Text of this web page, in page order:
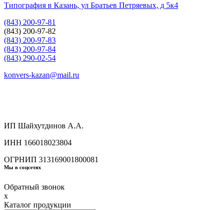
Типография в Казань, ул Братьев Петряевых, д 5к4
(843) 200-97-81
(843) 200-97-82
(843) 200-97-83
(843) 200-97-84
(843) 290-02-54
konvers-kazan@mail.ru
ИП Шайхутдинов А.А.
ИНН 166018023804
ОГРНИП 313169001800081
Мы в соцсетях
Обратный звонок
x
Каталог продукции